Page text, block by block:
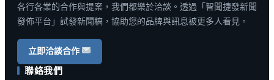
各行各業的合作與提案，我們都樂於洽談。透過「智聞捷發新聞
發佈平台」試發新聞稿，協助您的品牌與訊息被更多人看見。
立即洽談合作
聯絡我們